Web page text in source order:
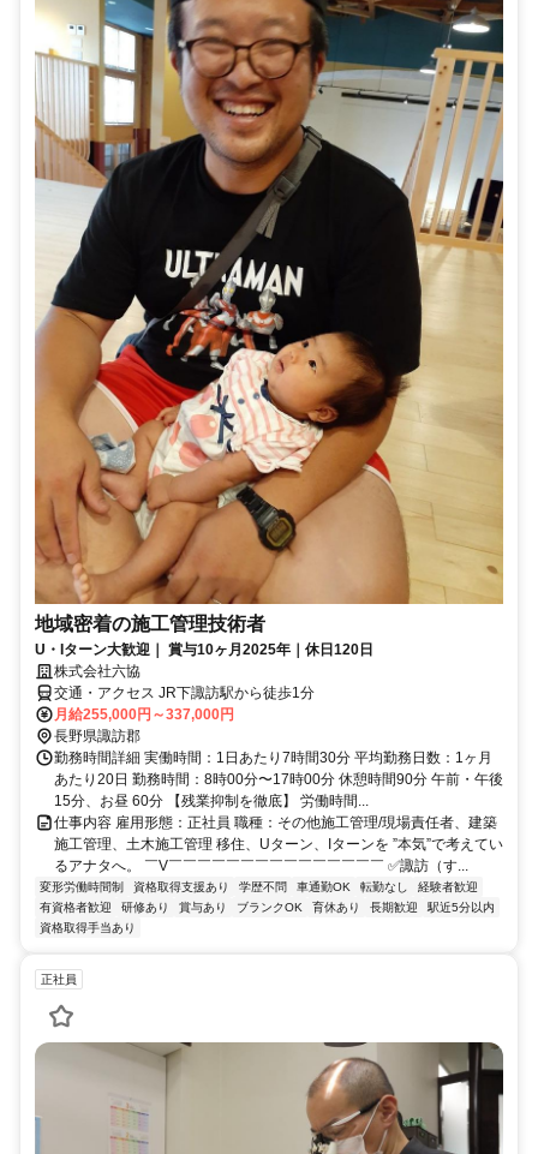
地域密着の施工管理技術者
U・Iターン大歓迎｜ 賞与10ヶ月2025年｜休日120日
株式会社六協
交通・アクセス JR下諏訪駅から徒歩1分
月給255,000円～337,000円
長野県諏訪郡
勤務時間詳細 実働時間：1日あたり7時間30分 平均勤務日数：1ヶ月
あたり20日 勤務時間：8時00分〜17時00分 休憩時間90分 午前・午後
15分、お昼 60分 【残業抑制を徹底】 労働時間...
仕事内容 雇用形態：正社員 職種：その他施工管理/現場責任者、建築
施工管理、土木施工管理 移住、Uターン、Iターンを ”本気”で考えてい
るアナタへ。 ￣V￣￣￣￣￣￣￣￣￣￣￣￣￣￣￣ ✅諏訪（す...
変形労働時間制 資格取得支援あり 学歴不問 車通勤OK 転勤なし
経験者歓迎
有資格者歓迎
研修あり 賞与あり ブランクOK 育休あり 長期歓迎
駅近5分以内
資格取得手当あり
正社員